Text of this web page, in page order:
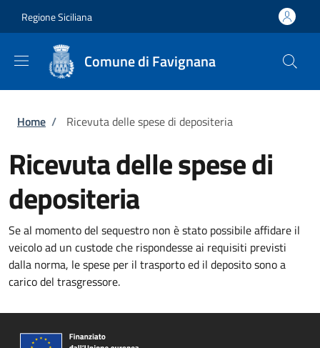
Regione Siciliana
Comune di Favignana
Briciole di pane
Home / Ricevuta delle spese di depositeria
Ricevuta delle spese di
depositeria
Se al momento del sequestro non è stato possibile affidare il
veicolo ad un custode che rispondesse ai requisiti previsti
dalla norma, le spese per il trasporto ed il deposito sono a
carico del trasgressore.